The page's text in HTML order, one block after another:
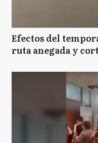
Efectos del
ruta anegada y